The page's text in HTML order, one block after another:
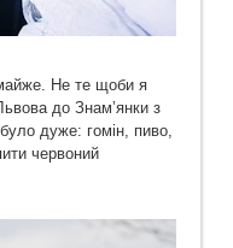
Не те щоби я
до Знам’янки з
дуже: гомін, пиво,
червоний